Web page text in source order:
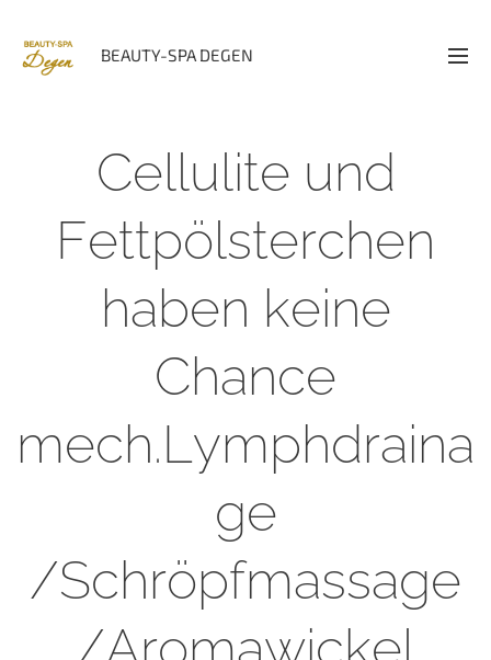
BEAUTY-SPA DEGEN
Cellulite und
Fettpölsterchen
haben keine
Chance
mech.Lymphdraina
ge
/Schröpfmassage